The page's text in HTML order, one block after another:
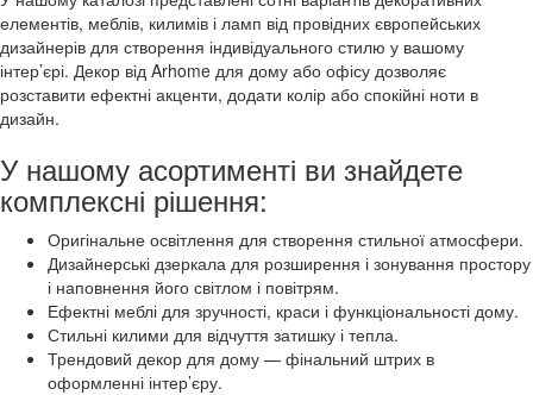
елементів, меблів, килимів і ламп від провідних європейських
дизайнерів для створення індивідуального стилю у вашому
інтер’єрі. Декор від Arhome для дому або офісу дозволяє
розставити ефектні акценти, додати колір або спокійні ноти в
дизайн.
У нашому асортименті ви знайдете
комплексні рішення:
Оригінальне освітлення для створення стильної атмосфери.
Дизайнерські дзеркала для розширення і зонування простору
і наповнення його світлом і повітрям.
Ефектні меблі для зручності, краси і функціональності дому.
Стильні килими для відчуття затишку і тепла.
Трендовий декор для дому — фінальний штрих в
оформленні інтер’єру.